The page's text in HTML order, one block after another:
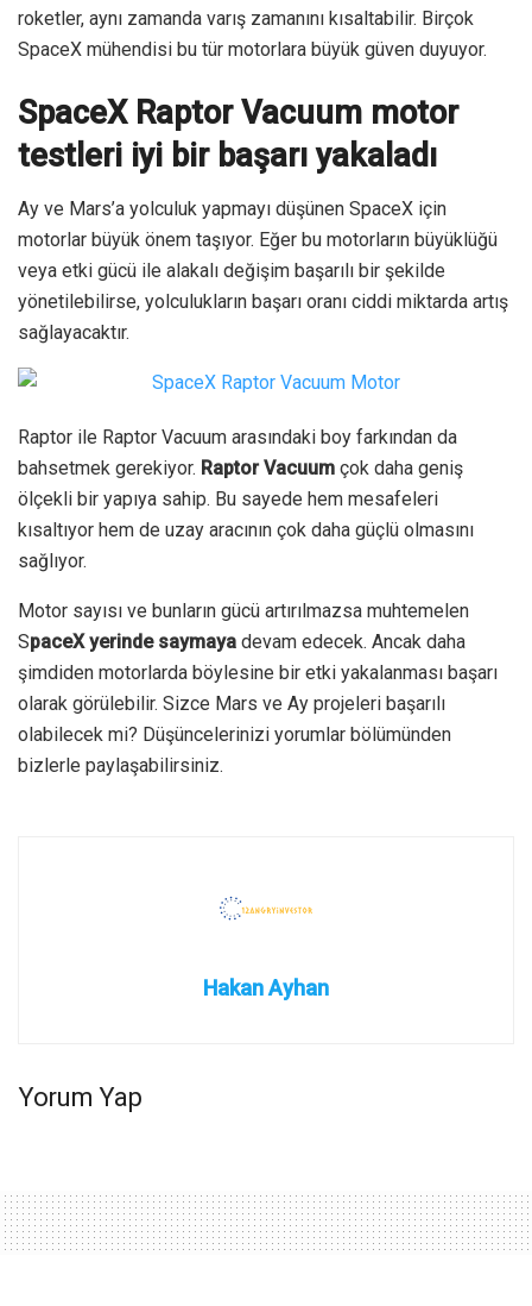
roketler, aynı zamanda varış zamanını kısaltabilir. Birçok
SpaceX mühendisi bu tür motorlara büyük güven duyuyor.
SpaceX Raptor Vacuum motor
testleri iyi bir başarı yakaladı
Ay ve Mars’a yolculuk yapmayı düşünen SpaceX için
motorlar büyük önem taşıyor. Eğer bu motorların büyüklüğü
veya etki gücü ile alakalı değişim başarılı bir şekilde
yönetilebilirse, yolculukların başarı oranı ciddi miktarda artış
sağlayacaktır.
Raptor ile Raptor Vacuum arasındaki boy farkından da
bahsetmek gerekiyor. Raptor Vacuum çok daha geniş
ölçekli bir yapıya sahip. Bu sayede hem mesafeleri
kısaltıyor hem de uzay aracının çok daha güçlü olmasını
sağlıyor.
Motor sayısı ve bunların gücü artırılmazsa muhtemelen
SpaceX yerinde saymaya devam edecek. Ancak daha
şimdiden motorlarda böylesine bir etki yakalanması başarı
olarak görülebilir. Sizce Mars ve Ay projeleri başarılı
olabilecek mi? Düşüncelerinizi yorumlar bölümünden
bizlerle paylaşabilirsiniz.
Hakan Ayhan
Yorum Yap